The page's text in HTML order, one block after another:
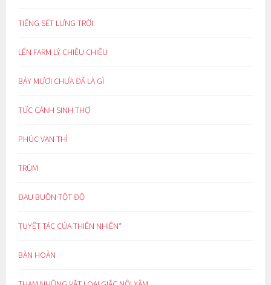
TIẾNG SÉT LƯNG TRỜI
LÊN FARM LÝ CHIỀU CHIỀU
BẢY MƯƠI CHƯA ĐÃ LÀ GÌ
TỨC CẢNH SINH THƠ
PHÚC VẠN THÌ
TRÙM
ĐAU BUỒN TỘT ĐỘ
TUYỆT TÁC CỦA THIÊN NHIÊN*
BÀN HOÀN